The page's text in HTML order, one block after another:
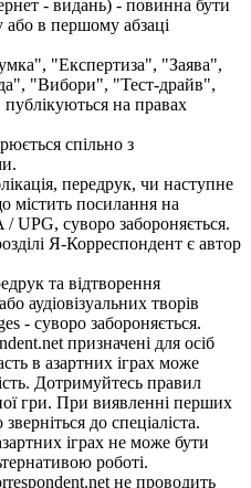
- видань) - повинна бути
або в першому абзаці
"Експертиза", "Заява",
"Вибори", "Тест-драйв",
на правах
спільно з
передрук, чи наступне
містить посилання на
UPG, суворо забороняється.
Я-Корреспондент є автор
та відтворення
аудіовізуальних творів
- суворо забороняється.
призначені для осіб
в азартних іграх може
Дотримуйтесь правил
гри. При виявленні перших
до спеціаліста.
іграх не може бути
роботі.
не проводить